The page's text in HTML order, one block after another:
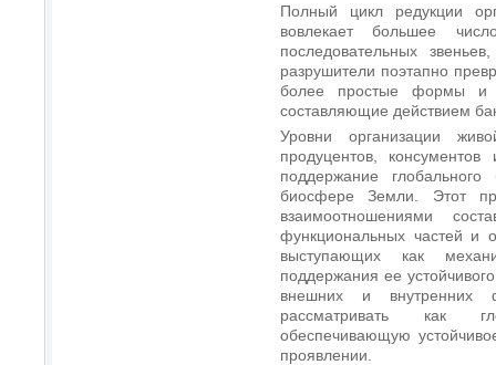
Полный цикл редукции
вовлекает большее
последовательных
разрушители поэтапно
более простые формы и
составляющие действием
Уровни организации
продуцентов,
поддержание глобального
биосфере Земли. Этот
взаимоотношениями
функциональных частей и
выступающих как
поддержания ее
внешних и внутренних
рассматривать как
обеспечивающую
проявлении.